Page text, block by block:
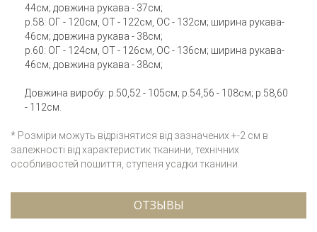
44см; довжина рукава - 37см;
р.58: ОГ - 120см, ОТ - 122см, ОС - 132см; ширина рукава-
46см; довжина рукава - 38см;
р.60: ОГ - 124см, ОТ - 126см, ОС - 136см; ширина рукава-
46см; довжина рукава - 38см;
Довжина виробу: р.50,52 - 105см; р.54,56 - 108см; р.58,60
- 112см.
* Розміри можуть відрізнятися від зазначених +-2 см в
залежності від характеристик тканини, технічних
особливостей пошиття, ступеня усадки тканини.
ОТЗЫВЫ